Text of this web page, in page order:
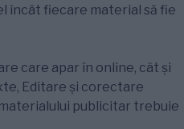
încât fiecare material să fie
care apar în online, cât și
Editare și corectare
publicitar trebuie